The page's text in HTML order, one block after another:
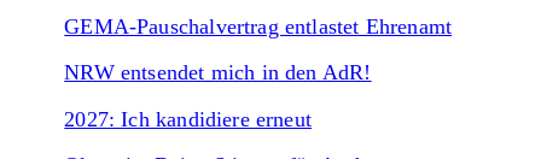
GEMA-Pauschalvertrag entlastet Ehrenamt
NRW entsendet mich in den AdR!
2027: Ich kandidiere erneut